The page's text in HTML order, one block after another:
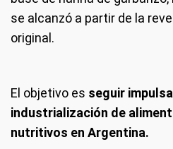
se alcanzó a partir de la
original.
El objetivo es seguir
industrialización de
nutritivos en Argentina.